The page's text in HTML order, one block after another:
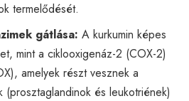
termelődését.
gátlása: A kurkumin képes
mint a ciklooxigenáz-2 (COX-2)
amelyek részt vesznek a
(prosztaglandinok és leukotriének)